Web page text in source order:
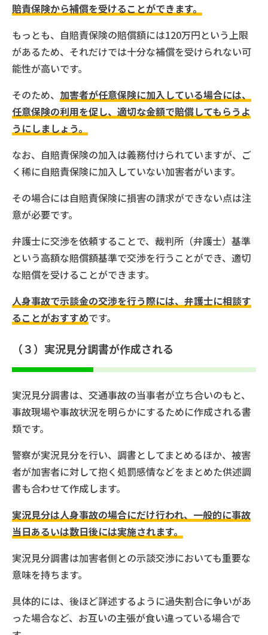
賠責保険から補償を受けることができます。
もっとも、自賠責保険の賠償額には120万円という上限
があるため、それだけでは十分な補償を受けられない可
能性が高いです。
そのため、 加害者が任意保険に加入している場合には、
任意保険の利用を促し、適切な金額で賠償してもらうよ
うにしましょう。
なお、自賠責保険の加入は義務付けられていますが、ご
く稀に自賠責保険に加入していない加害者がいます。
その場合には自賠責保険に損害の請求ができない点は注
意が必要です。
弁護士に交渉を依頼することで、裁判所（弁護士）基準
という高額な賠償額基準で交渉を行うことができ、適切
な賠償を受けることができます。
人身事故で示談金の交渉を行う際には、弁護士に相談す
ることがおすすめです。
（３）実況見分調書が作成される
実況見分調書は、交通事故の当事者が立ち合いのもと、
事故現場や事故状況を明らかにするために作成される書
類です。
警察が実況見分を行い、調書としてまとめるほか、被害
者が加害者に対して抱く処罰感情などをまとめた供述調
書も合わせて作成します。
実況見分は人身事故の場合にだけ行われ、一般的に事故
当日あるいは数日後には実施されます。
実況見分調書は加害者側との示談交渉においても重要な
意味を持ちます。
具体的には、後ほど詳述するように過失割合に争いがあ
った場合など、お互いの主張が食い違っている場合で